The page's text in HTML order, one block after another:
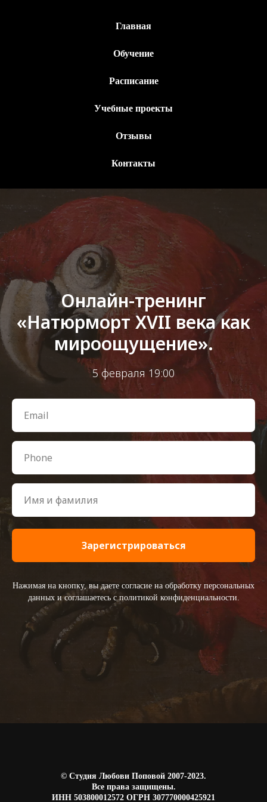
Главная
Обучение
Расписание
Учебные проекты
Отзывы
Контакты
Онлайн-тренинг
«Натюрморт XVII века как
мироощущение».
5 февраля 19:00
Зарегистрироваться
Нажимая на кнопку, вы даете согласие на обработку персональных
данных и соглашаетесь c политикой конфиденциальности.
© Студия Любови Поповой 2007-2023.
Все права защищены.
ИНН 503800012572 ОГРН 307770000425921